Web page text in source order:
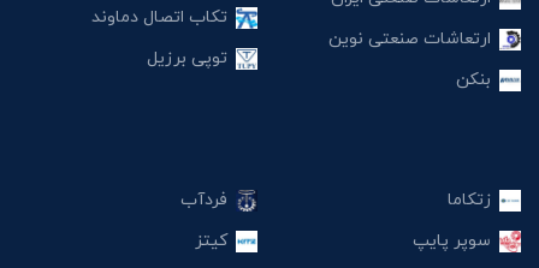
ارتعاشات صنعتی نوین
بنکن
تکاب اتصال دماوند
توپی برزیل
زتکاما
سوپر پایپ
فردآب
کیتز